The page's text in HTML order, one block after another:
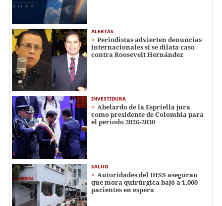
ALERTAS
Periodistas advierten denuncias
internacionales si se dilata caso
contra Roosevelt Hernández
INVESTIDURA
Abelardo de la Espriella jura
como presidente de Colombia para
el periodo 2026-2030
SALUD
Autoridades del IHSS aseguran
que mora quirúrgica bajó a 1,000
pacientes en espera